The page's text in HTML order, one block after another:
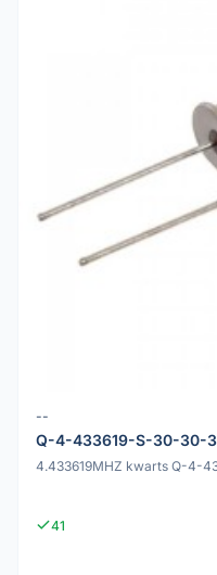
--
Q-4-433619-S-30-30-
4.433619MHZ kwarts Q-4-
41